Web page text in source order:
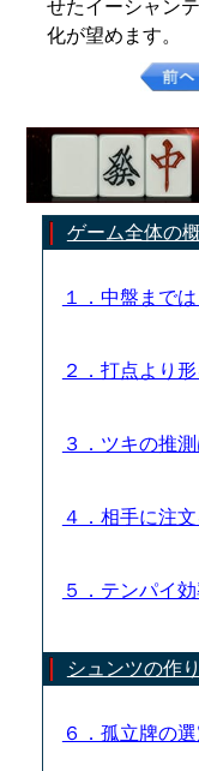
せたイーシャン
化が望めます。
ゲーム全体の
１．中盤まで
２．打点より
３．ツキの推
４．相手に注
５．テンパイ
シュンツの作
６．孤立牌の